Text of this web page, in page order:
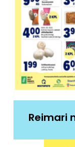
Reimari